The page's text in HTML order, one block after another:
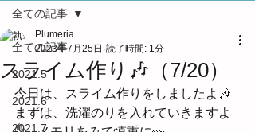
全ての記事
2021.5
2021.6
2021.7
全ての記事
スライム作り🎶（7/20）
Plumeria
2023年7月25日 読了時間: 1分
今日は、スライム作りをしましたよ🎶
まずは、洗濯のりを入れていきますよ